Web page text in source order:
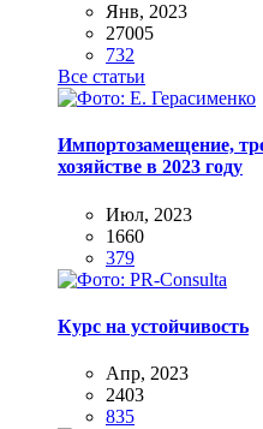
Янв, 2023
27005
732
Все статьи
Импортозамещение,
хозяйстве в 2023 году
Июл, 2023
1660
379
Курс на устойчивость
Апр, 2023
2403
835